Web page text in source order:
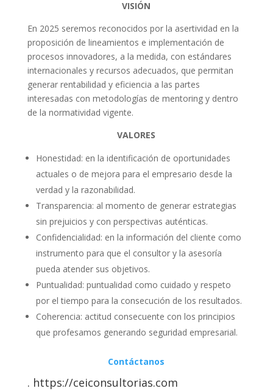
VISIÓN
En 2025 seremos reconocidos por la asertividad en la
proposición de lineamientos e implementación de
procesos innovadores, a la medida, con estándares
internacionales y recursos adecuados, que permitan
generar rentabilidad y eficiencia a las partes
interesadas con metodologías de mentoring y dentro
de la normatividad vigente.
VALORES
Honestidad: en la identificación de oportunidades
actuales o de mejora para el empresario desde la
verdad y la razonabilidad.
Transparencia: al momento de generar estrategias
sin prejuicios y con perspectivas auténticas.
Confidencialidad: en la información del cliente como
instrumento para que el consultor y la asesoría
pueda atender sus objetivos.
Puntualidad: puntualidad como cuidado y respeto
por el tiempo para la consecución de los resultados.
Coherencia: actitud consecuente con los principios
que profesamos generando seguridad empresarial.
Contáctanos
. https://ceiconsultorias.com